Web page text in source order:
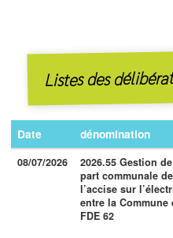
Listes des
Date dénomination
08/07/2026
2026.55 Gestion
part communale de
l’accise sur
entre la Commune
FDE 62